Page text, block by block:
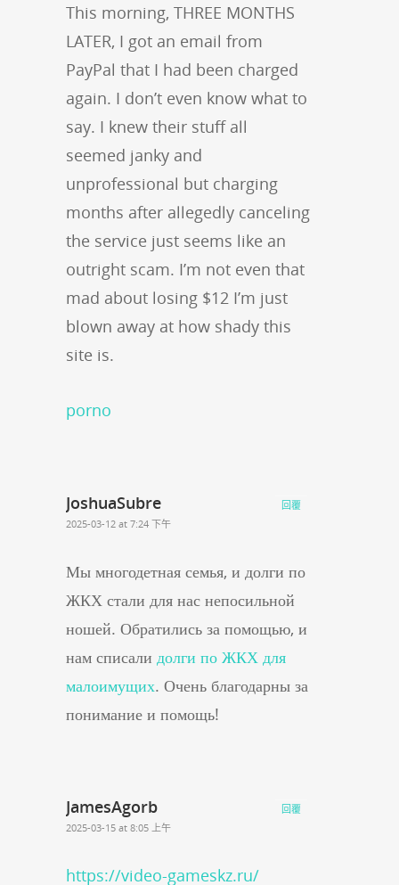
This morning, THREE MONTHS
LATER, I got an email from
PayPal that I had been charged
again. I don’t even know what to
say. I knew their stuff all
seemed janky and
unprofessional but charging
months after allegedly canceling
the service just seems like an
outright scam. I’m not even that
mad about losing $12 I’m just
blown away at how shady this
site is.
porno
JoshuaSubre
2025-03-12 at 7:24 下午
Мы многодетная семья, и долги по
ЖКХ стали для нас непосильной
ношей. Обратились за помощью, и
нам списали долги по ЖКХ для
малоимущих. Очень благодарны за
понимание и помощь!
回覆
JamesAgorb
2025-03-15 at 8:05 上午
https://video-gameskz.ru/
回覆